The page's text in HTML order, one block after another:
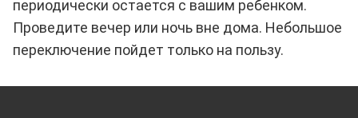
периодически остается с вашим ребенком.
Проведите вечер или ночь вне дома. Небольшое
переключение пойдет только на пользу.